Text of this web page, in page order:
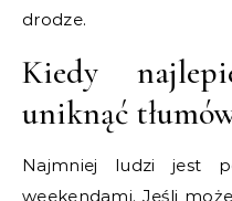
drodze.
Kiedy
uniknąć
Najmniej ludzi jest
weekendami. Jeśli